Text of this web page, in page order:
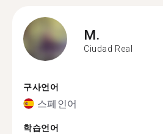
M.
Ciudad Real
구사언어
스페인어
학습언어